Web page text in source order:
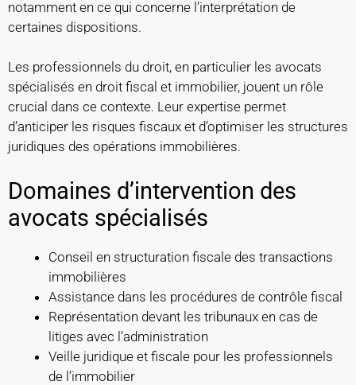
notamment en ce qui concerne l’interprétation de
certaines dispositions.
Les professionnels du droit, en particulier les avocats
spécialisés en droit fiscal et immobilier, jouent un rôle
crucial dans ce contexte. Leur expertise permet
d’anticiper les risques fiscaux et d’optimiser les structures
juridiques des opérations immobilières.
Domaines d’intervention des
avocats spécialisés
Conseil en structuration fiscale des transactions
immobilières
Assistance dans les procédures de contrôle fiscal
Représentation devant les tribunaux en cas de
litiges avec l’administration
Veille juridique et fiscale pour les professionnels
de l’immobilier